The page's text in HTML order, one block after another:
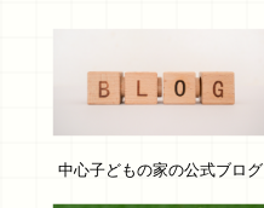
中心子どもの家の公式ブログ